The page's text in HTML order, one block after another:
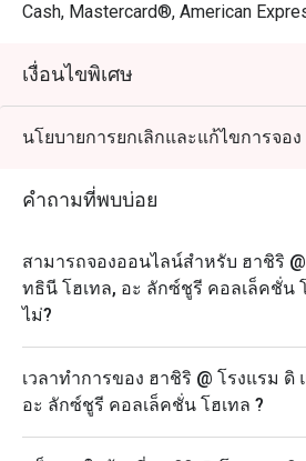
Cash, Mastercard®, American
เงื่อนไขพิเศษ
นโยบายการยกเลิกและแก้ไขการจอง
คำถามที่พบบ่อย
สามารถจองออนไลน์สำหรับ ฮาชิริ
ทธินี โฮเทล, อะ ลักซ์ชูรี คอลเล็คชั่น
ไม่?
เวลาทำการของ ฮาชิริ @ โรงแรม ดิ
อะ ลักซ์ชูรี คอลเล็คชั่น โฮเทล ?